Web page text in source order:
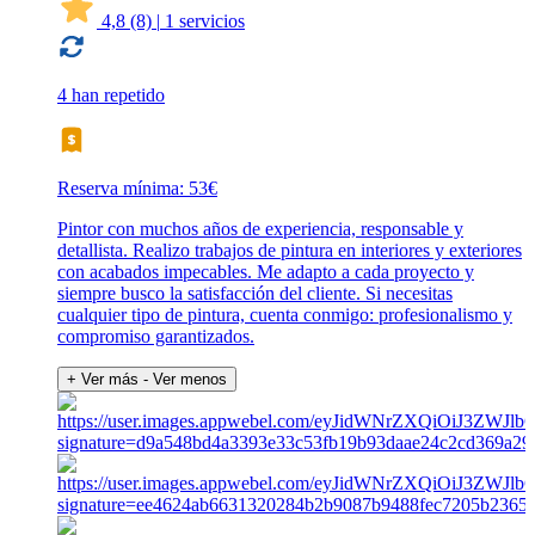
4,8 (8) | 1 servicios
4 han repetido
Reserva mínima: 53€
Pintor con muchos años de experiencia, responsable y
detallista. Realizo trabajos de pintura en interiores y exteriores
con acabados impecables. Me adapto a cada proyecto y
siempre busco la satisfacción del cliente. Si necesitas
cualquier tipo de pintura, cuenta conmigo: profesionalismo y
compromiso garantizados.
+ Ver más - Ver menos